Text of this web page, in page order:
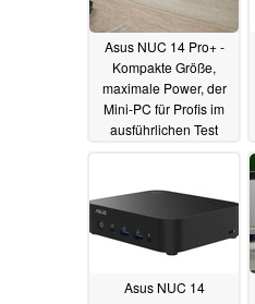
Asus NUC 14 Pro+ -
Kompakte Größe,
maximale Power, der
Mini-PC für Profis im
ausführlichen Test
Asus NUC 14